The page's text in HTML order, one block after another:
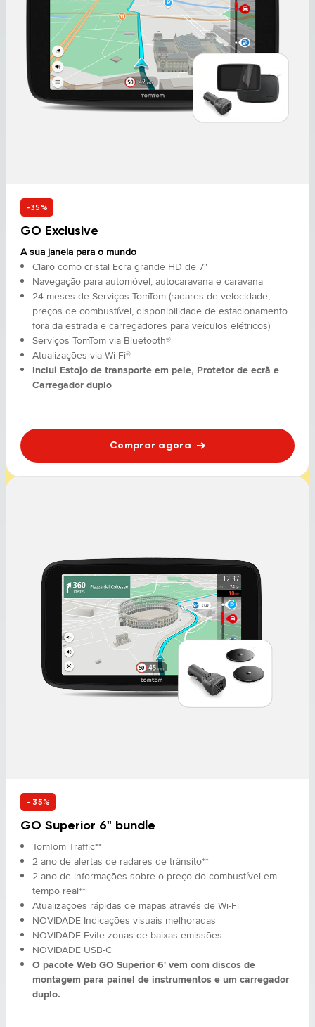
-35%
GO Exclusive
A sua janela para o mundo
Claro como cristal Ecrã grande HD de 7"
Navegação para automóvel, autocaravana e caravana
24 meses de Serviços TomTom (radares de velocidade,
preços de combustível, disponibilidade de estacionamento
fora da estrada e carregadores para veículos elétricos)
Serviços TomTom via Bluetooth®
Atualizações via Wi-Fi®
Inclui Estojo de transporte em pele, Protetor de ecrã e
Carregador duplo
Comprar agora
- 35%
GO Superior 6" bundle
TomTom Traffic**
2 ano de alertas de radares de trânsito**
2 ano de informações sobre o preço do combustível em
tempo real**
Atualizações rápidas de mapas através de Wi-Fi
NOVIDADE Indicações visuais melhoradas
NOVIDADE Evite zonas de baixas emissões
NOVIDADE USB-C
O pacote Web GO Superior 6' vem com discos de
montagem para painel de instrumentos e um carregador
duplo.